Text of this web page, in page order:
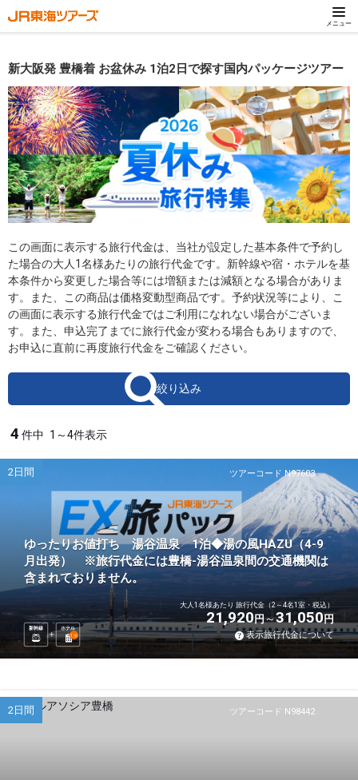
メニュー
新大阪発 豊橋着 お盆休み 1泊2日で探す国内パッケージツアー
この画面に表示する旅行代金は、当社が設定した基本条件で予約し
た場合の大人1名様あたりの旅行代金です。新幹線や宿・ホテルを基
本条件から変更した場合等には増額または減額となる場合がありま
す。また、この商品は価格変動型商品です。予約状況等により、こ
の画面に表示する旅行代金ではご利用になれない場合がございま
す。また、申込完了までに旅行代金が変わる場合もありますので、
お申込に直前に再度旅行代金をご確認ください。
絞り込み
4 件中 1～4件表示
ツアーコード N97603
2日間
ゆったりお値打ち 湯谷温泉 1泊◆湯の風HAZU（4-9
月出発） ※旅行代金には豊橋-湯谷温泉間の交通機関は
含まれておりません。
新幹線
ホテル
1 泊
大人1名様あたり 旅行代金（2～4名1室・税込）
21,920円 31,050円
表示旅行代金について
ツアーコード N98442
2日間